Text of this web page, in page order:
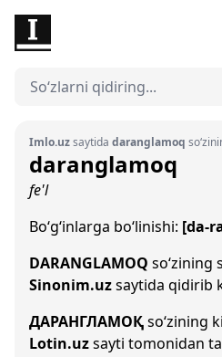
Imlo.uzsaytida daranglamoq
daranglamoq
fe'l
Bo‘g‘inlarga bo‘linishi: [da-
DARANGLAMOQ so‘zining
Sinonim.uzsaytida qidirib
ДАРАНГЛАМОҚso‘zining
Lotin.uzsayti tomonidan